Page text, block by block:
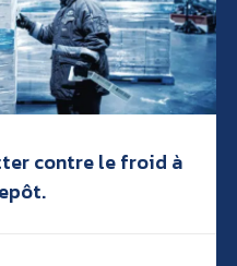
contre le froid à